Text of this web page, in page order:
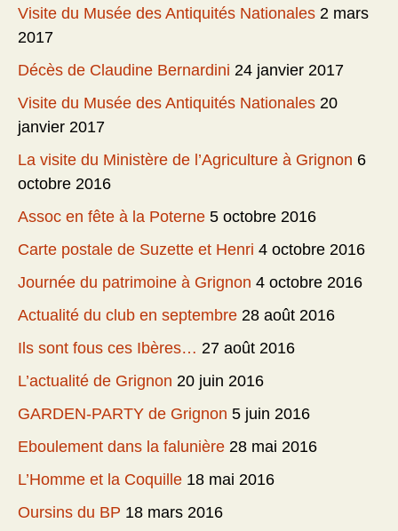
Visite du Musée des Antiquités Nationales 2 mars
2017
Décès de Claudine Bernardini 24 janvier 2017
Visite du Musée des Antiquités Nationales 20
janvier 2017
La visite du Ministère de l’Agriculture à Grignon 6
octobre 2016
Assoc en fête à la Poterne 5 octobre 2016
Carte postale de Suzette et Henri 4 octobre 2016
Journée du patrimoine à Grignon 4 octobre 2016
Actualité du club en septembre 28 août 2016
Ils sont fous ces Ibères… 27 août 2016
L’actualité de Grignon 20 juin 2016
GARDEN-PARTY de Grignon 5 juin 2016
Eboulement dans la falunière 28 mai 2016
L’Homme et la Coquille 18 mai 2016
Oursins du BP 18 mars 2016